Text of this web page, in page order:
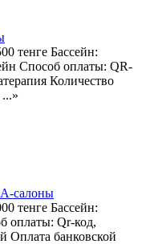
тенге Бассейн:
Способ оплаты: QR-
Количество
салоны
тенге Бассейн:
оплаты: Qr-код,
Оплата банковской